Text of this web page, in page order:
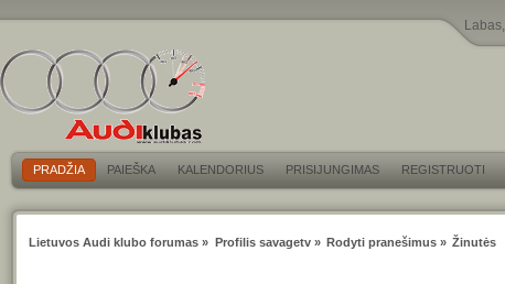
Labas,
PRADŽIA PAIEŠKA KALENDORIUS PRISIJUNGIMAS REGISTRUOTI
Lietuvos Audi klubo forumas » Profilis savagetv» Rodyti pranešimus» Žinutės